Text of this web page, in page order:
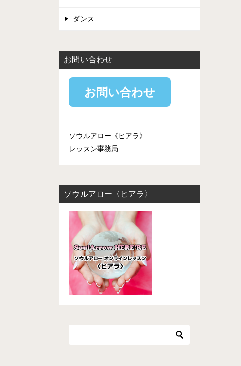
ダンス
お問い合わせ
お問い合わせ
ソウルアロー《ヒアラ》
レッスン事務局
ソウルアロー〈ヒアラ〉